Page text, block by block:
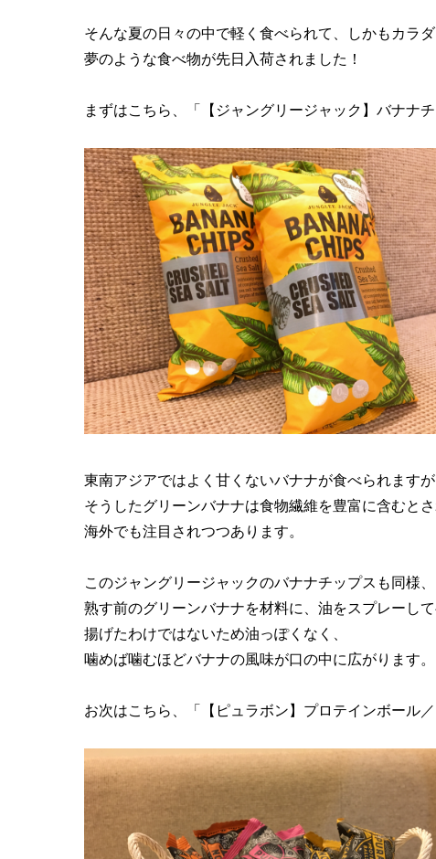
そんな夏の日々の中で軽く食べられて、しかもカラ
夢のような食べ物が先日入荷されました！
まずはこちら、「【ジャングリージャック】バナナチ
東南アジアではよく甘くないバナナが食べられますが
そうしたグリーンバナナは食物繊維を豊富に含むとさ
海外でも注目されつつあります。
このジャングリージャックのバナナチップスも同様、
熟す前のグリーンバナナを材料に、油をスプレーして
揚げたわけではないため油っぽくなく、
噛めば噛むほどバナナの風味が口の中に広がります。
お次はこちら、「【ピュラボン】プロテインボール